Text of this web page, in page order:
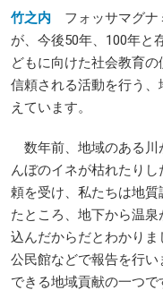
竹之内
フォッサマグ
が、今後50年、100年と
どもに向けた社会教育
信頼される活動を行う
えています。
数年前、地域のある川
んぼのイネが枯れたり
頼を受け、私たちは地
たところ、地下から温
込んだからだとわかり
公民館などで報告を行
できる地域貢献の一つで